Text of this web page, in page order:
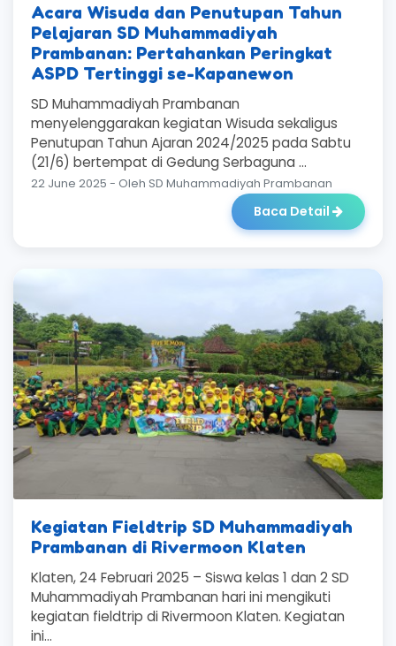
Acara Wisuda dan Penutupan Tahun
Pelajaran SD Muhammadiyah
Prambanan: Pertahankan Peringkat
ASPD Tertinggi se-Kapanewon
SD Muhammadiyah Prambanan
menyelenggarakan kegiatan Wisuda sekaligus
Penutupan Tahun Ajaran 2024/2025 pada Sabtu
(21/6) bertempat di Gedung Serbaguna ...
22 June 2025 - Oleh SD Muhammadiyah Prambanan
Baca Detail
Kegiatan Fieldtrip SD Muhammadiyah
Prambanan di Rivermoon Klaten
Klaten, 24 Februari 2025 – Siswa kelas 1 dan 2 SD
Muhammadiyah Prambanan hari ini mengikuti
kegiatan fieldtrip di Rivermoon Klaten. Kegiatan
ini...